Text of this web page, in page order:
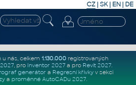
CZ | SK| EN | DE
u nás, celkem 1.130.000registrovaných
, pro Inventor 2027a pro Revit 2027.
generátor a Regresní křivkyv sekci
a proměnné AutoCADu 2027.